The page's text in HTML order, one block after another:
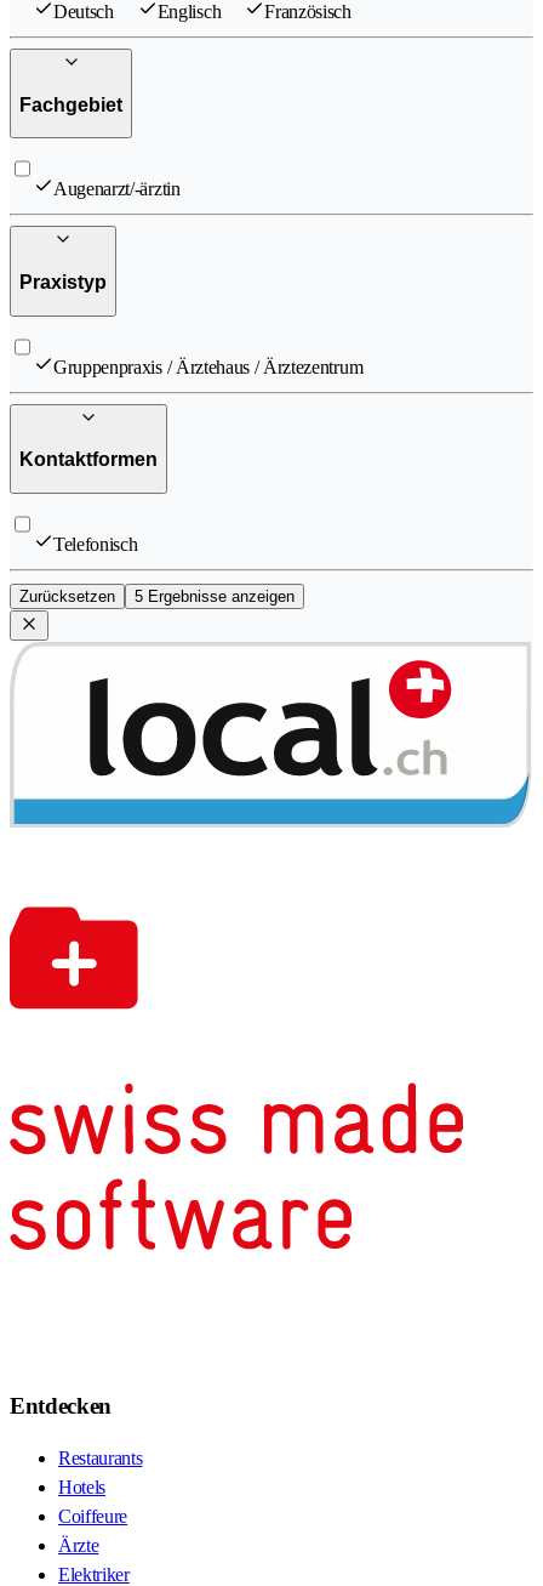
Deutsch Englisch Französisch
Fachgebiet
Augenarzt/-ärztin
Praxistyp
Gruppenpraxis / Ärztehaus / Ärztezentrum
Kontaktformen
Telefonisch
Zurücksetzen 5 Ergebnisse anzeigen
Entdecken
Restaurants
Hotels
Coiffeure
Ärzte
Elektriker